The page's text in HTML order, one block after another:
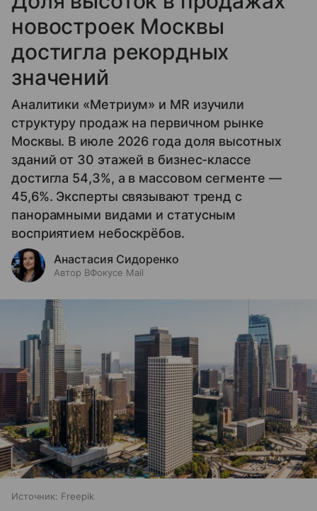
новостроек Москвы
достигла рекордных
значений
Аналитики «Метриум» и MR изучили
структуру продаж на первичном рынке
Москвы. В июле 2026 года доля высотных
зданий от 30 этажей в бизнес-классе
достигла 54,3%, а в массовом сегменте —
45,6%. Эксперты связывают тренд с
панорамными видами и статусным
восприятием небоскрёбов.
Анастасия Сидоренко
Автор ВФокусе Mail
Источник: Freepik